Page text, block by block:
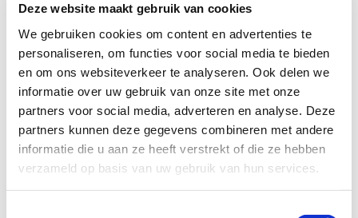
Deze website maakt gebruik van cookies
We gebruiken cookies om content en advertenties te
personaliseren, om functies voor social media te bieden
en om ons websiteverkeer te analyseren. Ook delen we
informatie over uw gebruik van onze site met onze
partners voor social media, adverteren en analyse. Deze
partners kunnen deze gegevens combineren met andere
informatie die u aan ze heeft verstrekt of die ze hebben
verzameld op basis van uw gebruik van hun services.
TT284 Timmerman klein
Formaat
Kleur: Brons patina